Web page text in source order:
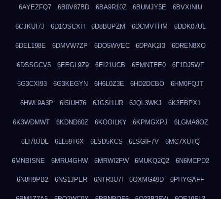
6AYEZFQ7 6B0V87BD 6BA9R10Z 6BUMJY5E 6BVXINIU
6CJKUI7J 6D1OSCXH 6D8BUPZM 6DCMVTHM 6DDK07UL
6DEL198E 6DMVW7ZP 6DO5WVEC 6DPAK2I3 6DREN8XO
6DSSGCV5 6EEGL9Z9 6EI21UCB 6EMNTEE0 6F1DJ5WF
6G3CXI93 6G3KEGYN 6H6L0Z3E 6HD2DCBO 6HM0FQJT
6HWL9A3P 6I5IUH76 6JGSI1UR 6JQL3WKJ 6K3EBPX1
6K3WDMWT 6KDND60Z 6KOOILKY 6KPMGXPJ 6LGMA8OZ
6LI78JDL 6LL59T6X 6LSD5KCS 6LSGIF7V 6MC7XUTQ
6MNBISNE 6MRU4GHW 6MRWI2FW 6MUKQ2Q2 6N6MCPD2
6N8H9PB2 6NS1JPER 6NTR3U7I 6OXMG49D 6PHYGAFF